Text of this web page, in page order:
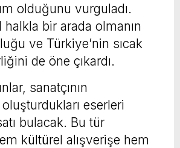
olduğunu vurguladı.
halkla bir arada olmanın
ve Türkiye’nin sıcak
de öne çıkardı.
sanatçının
eserleri
bulacak. Bu tür
kültürel alışverişe hem